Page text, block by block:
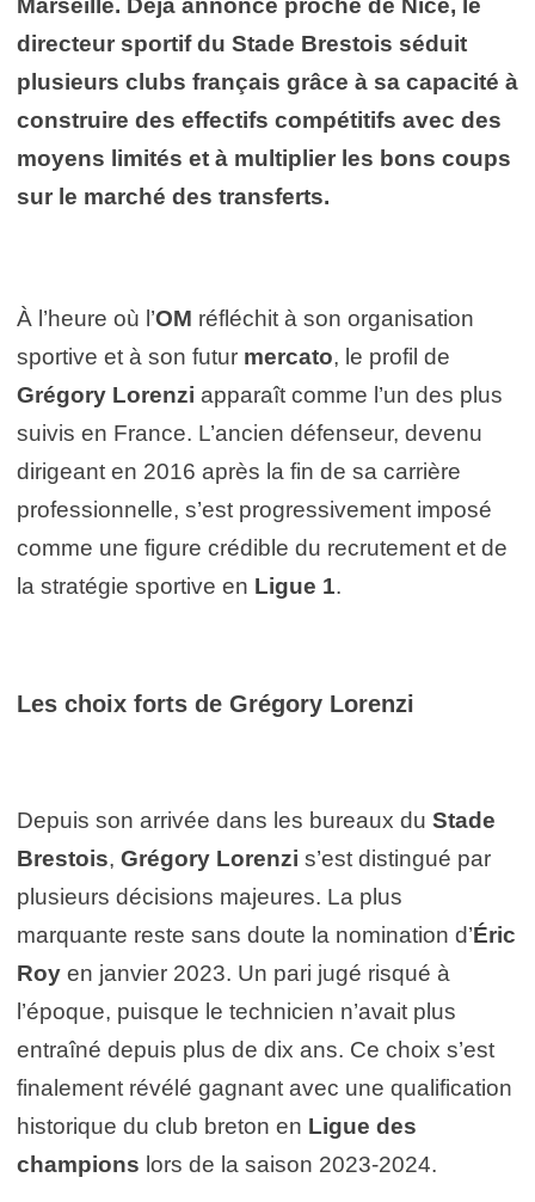
Marseille. Déjà annoncé proche de Nice, le
directeur sportif du Stade Brestois séduit
plusieurs clubs français grâce à sa capacité à
construire des effectifs compétitifs avec des
moyens limités et à multiplier les bons coups
sur le marché des transferts.
À l’heure où l’OM réfléchit à son organisation
sportive et à son futur mercato, le profil de
Grégory Lorenzi apparaît comme l’un des plus
suivis en France. L’ancien défenseur, devenu
dirigeant en 2016 après la fin de sa carrière
professionnelle, s’est progressivement imposé
comme une figure crédible du recrutement et de
la stratégie sportive en Ligue 1.
Les choix forts de Grégory Lorenzi
Depuis son arrivée dans les bureaux du Stade
Brestois, Grégory Lorenzi s’est distingué par
plusieurs décisions majeures. La plus
marquante reste sans doute la nomination d’Éric
Roy en janvier 2023. Un pari jugé risqué à
l’époque, puisque le technicien n’avait plus
entraîné depuis plus de dix ans. Ce choix s’est
finalement révélé gagnant avec une qualification
historique du club breton en Ligue des
champions lors de la saison 2023-2024.